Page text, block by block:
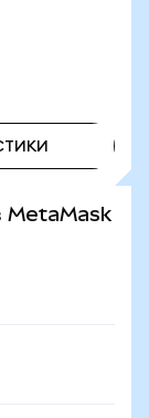
MetaMask